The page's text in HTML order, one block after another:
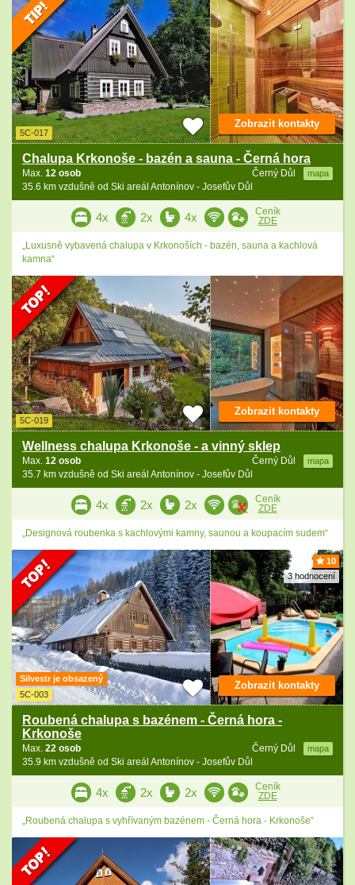
5C-017
Chalupa Krkonoše - bazén a sauna - Černá hora
Černý Důl mapa
Max. 12 osob
35.6 km vzdušně od Ski areál Antonínov - Josefův Důl
Zobrazit kontakty
4x 2x 4x
Ceník
ZDE
„Luxusně vybavená chalupa v Krkonoších - bazén, sauna a kachlová
kamna“
5C-019
Wellness chalupa Krkonoše - a vinný sklep
Černý Důl mapa
Max. 12 osob
35.7 km vzdušně od Ski areál Antonínov - Josefův Důl
Zobrazit kontakty
4x 2x 2x
Ceník
ZDE
„Designová roubenka s kachlovými kamny, saunou a koupacím sudem“
10
3 hodnocení
Silvestr je obsazený
5C-003
Roubená chalupa s bazénem - Černá hora -
Krkonoše
Černý Důl mapa
Max. 22 osob
35.9 km vzdušně od Ski areál Antonínov - Josefův Důl
Zobrazit kontakty
4x 2x 2x
Ceník
ZDE
„Roubená chalupa s vyhřívaným bazénem - Černá hora - Krkonoše“